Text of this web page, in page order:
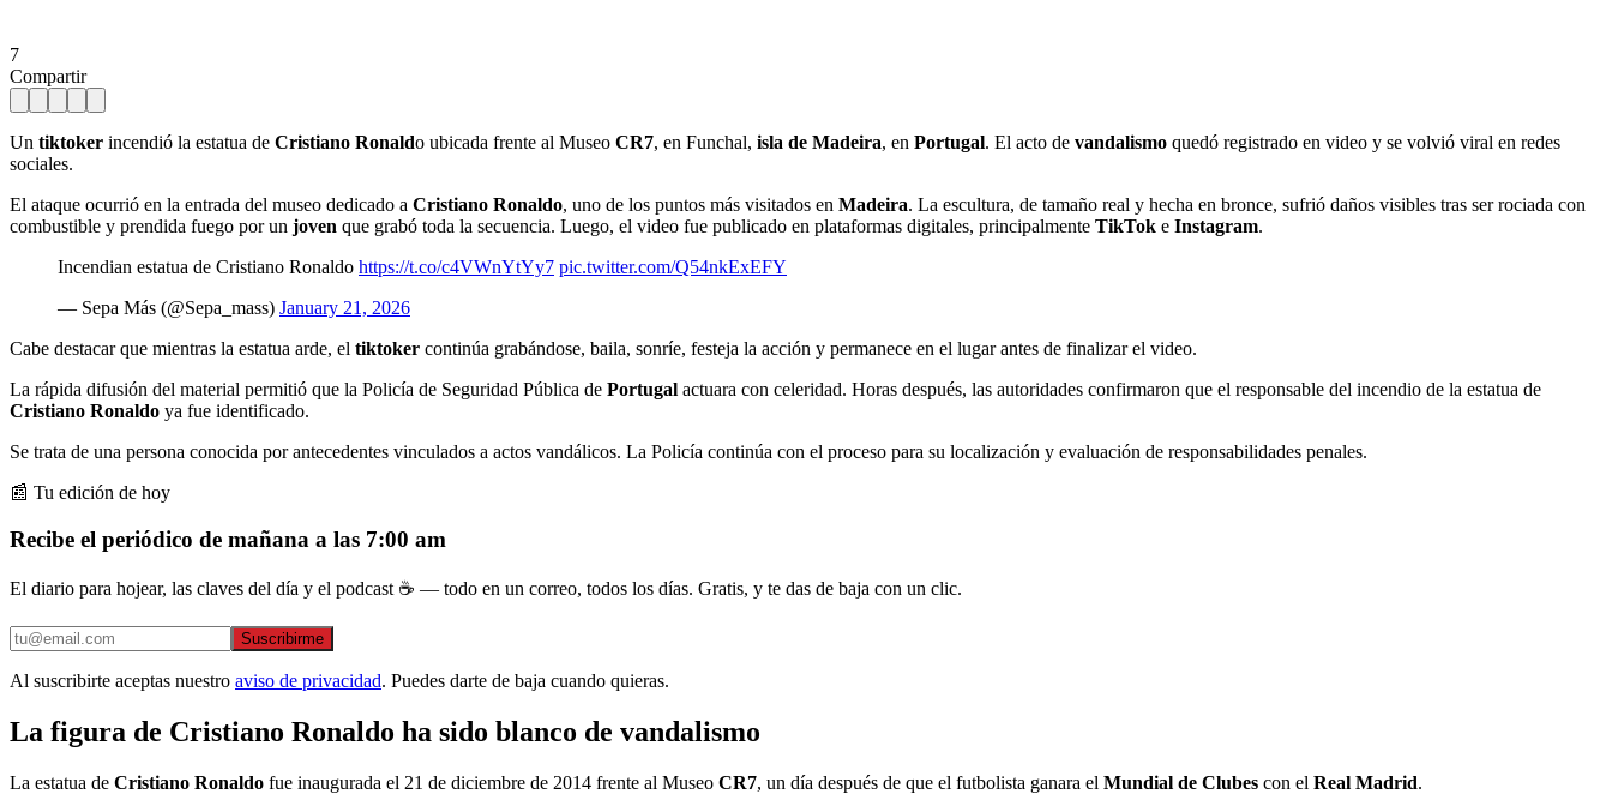
7
Compartir
Un tiktoker incendió la estatua de Cristiano Ronaldo ubicada frente al Museo CR7, en Funchal, isla de Madeira, en Portugal. El acto de vandalismo quedó registrado en video y se volvió viral en redes
sociales.
El ataque ocurrió en la entrada del museo dedicado a Cristiano Ronaldo, uno de los puntos más visitados en Madeira. La escultura, de tamaño real y hecha en bronce, sufrió daños visibles tras ser rociada con
combustible y prendida fuego por un joven que grabó toda la secuencia. Luego, el video fue publicado en plataformas digitales, principalmente TikTok e Instagram.
Incendian estatua de Cristiano Ronaldo https://t.co/c4VWnYtYy7 pic.twitter.com/Q54nkExEFY
— Sepa Más (@Sepa_mass) January 21, 2026
Cabe destacar que mientras la estatua arde, el tiktoker continúa grabándose, baila, sonríe, festeja la acción y permanece en el lugar antes de finalizar el video.
La rápida difusión del material permitió que la Policía de Seguridad Pública de Portugal actuara con celeridad. Horas después, las autoridades confirmaron que el responsable del incendio de la estatua de
Cristiano Ronaldo ya fue identificado.
Se trata de una persona conocida por antecedentes vinculados a actos vandálicos. La Policía continúa con el proceso para su localización y evaluación de responsabilidades penales.
📰 Tu edición de hoy
Recibe el periódico de mañana a las 7:00 am
El diario para hojear, las claves del día y el podcast ☕ — todo en un correo, todos los días. Gratis, y te das de baja con un clic.
Suscribirme
Al suscribirte aceptas nuestro aviso de privacidad. Puedes darte de baja cuando quieras.
La figura de Cristiano Ronaldo ha sido blanco de vandalismo
La estatua de Cristiano Ronaldo fue inaugurada el 21 de diciembre de 2014 frente al Museo CR7, un día después de que el futbolista ganara el Mundial de Clubes con el Real Madrid.